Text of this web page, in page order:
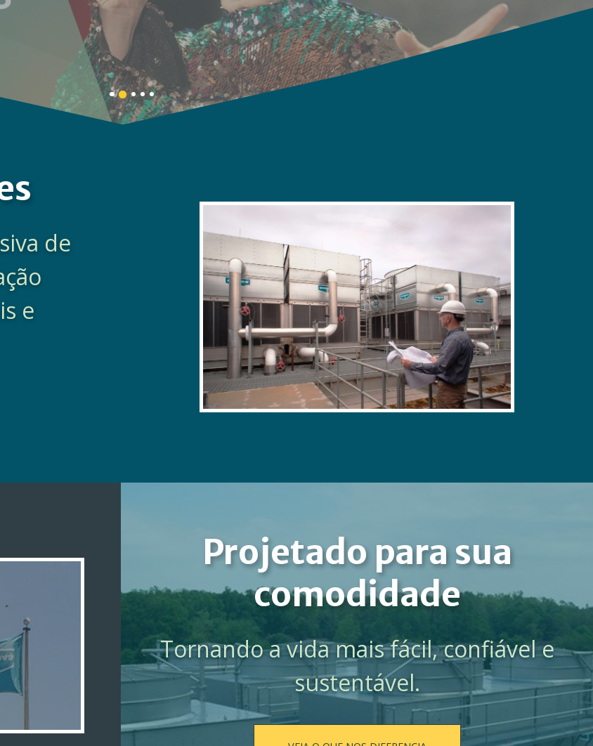
MAIS DETALHES
Banner
1
details.
Banner
2
details.
Banner
3
details.
Banner
4
details.
Banner
5
details.
de
e
Projetado para sua
comodidade
Tornando a vida mais fácil, confiável e
sustentável.